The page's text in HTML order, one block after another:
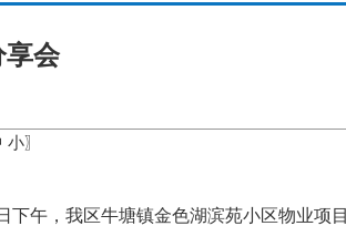
享会
小〗
午，我区牛塘镇金色湖滨苑小区物业项目